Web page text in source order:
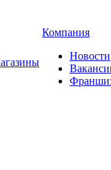
Компания
Новости